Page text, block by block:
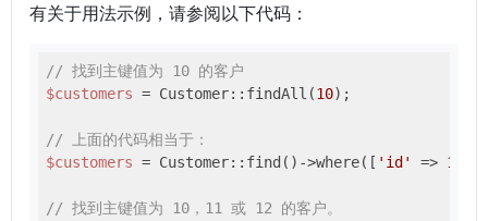
有关于用法示例，请参阅以下代码：
// 找到主键值为 10 的客户
$customers = Customer::findAll(10);
// 上面的代码相当于：
$customers = Customer::find()->where([ 'id' => 10
// 找到主键值为 10，11 或 12 的客户。